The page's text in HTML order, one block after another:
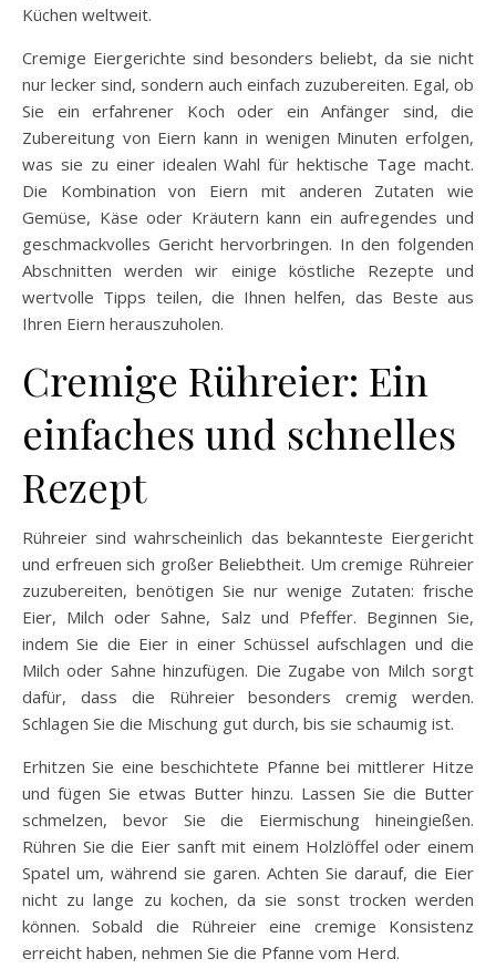
Küchen weltweit.
Cremige Eiergerichte sind besonders beliebt, da sie nicht
nur lecker sind, sondern auch einfach zuzubereiten. Egal, ob
Sie ein erfahrener Koch oder ein Anfänger sind, die
Zubereitung von Eiern kann in wenigen Minuten erfolgen,
was sie zu einer idealen Wahl für hektische Tage macht.
Die Kombination von Eiern mit anderen Zutaten wie
Gemüse, Käse oder Kräutern kann ein aufregendes und
geschmackvolles Gericht hervorbringen. In den folgenden
Abschnitten werden wir einige köstliche Rezepte und
wertvolle Tipps teilen, die Ihnen helfen, das Beste aus
Ihren Eiern herauszuholen.
Cremige Rühreier: Ein
einfaches und schnelles
Rezept
Rühreier sind wahrscheinlich das bekannteste Eiergericht
und erfreuen sich großer Beliebtheit. Um cremige Rühreier
zuzubereiten, benötigen Sie nur wenige Zutaten: frische
Eier, Milch oder Sahne, Salz und Pfeffer. Beginnen Sie,
indem Sie die Eier in einer Schüssel aufschlagen und die
Milch oder Sahne hinzufügen. Die Zugabe von Milch sorgt
dafür, dass die Rühreier besonders cremig werden.
Schlagen Sie die Mischung gut durch, bis sie schaumig ist.
Erhitzen Sie eine beschichtete Pfanne bei mittlerer Hitze
und fügen Sie etwas Butter hinzu. Lassen Sie die Butter
schmelzen, bevor Sie die Eiermischung hineingießen.
Rühren Sie die Eier sanft mit einem Holzlöffel oder einem
Spatel um, während sie garen. Achten Sie darauf, die Eier
nicht zu lange zu kochen, da sie sonst trocken werden
können. Sobald die Rühreier eine cremige Konsistenz
erreicht haben, nehmen Sie die Pfanne vom Herd.